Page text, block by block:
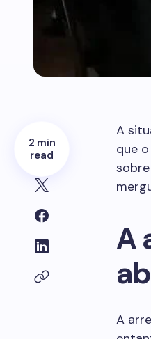
2 min
read
A
que o
A
A